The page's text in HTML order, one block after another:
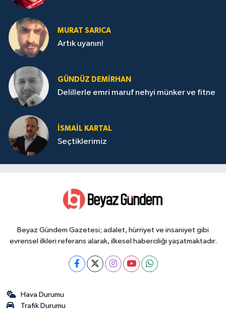
MURAT SARICA
Artık uyanın!
GÜNDÜZ DEMIRHAN
Delillerle emri maruf nehyi münker ve fitne
İSMAIL KARTAL
Seçtiklerimiz
Beyaz Gündem Gazetesi; adalet, hürriyet ve insaniyet gibi
evrensel ilkleri referans alarak, ilkesel haberciliği yaşatmaktadır.
Hava Durumu
Trafik Durumu